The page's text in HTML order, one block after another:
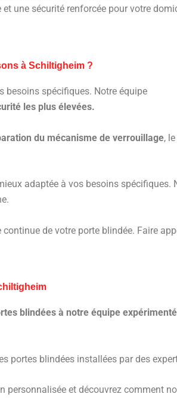
une sécurité renforcée pour votre
à Schiltigheim ?
besoins spécifiques. Notre équipe
les plus élevées.
du mécanisme de verrouillage, le
adaptée à vos besoins spécifiques.
de votre porte blindée. Faire
blindées à notre équipe
portes blindées installées par des
personnalisée et découvrez comment